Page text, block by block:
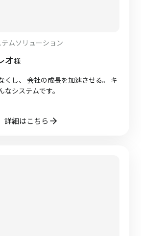
ムソリューション
オ様
くし、 会社の成長を加速させる。 キ
システムです。
詳細はこちら